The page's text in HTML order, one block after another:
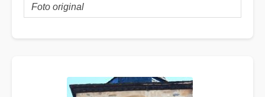
Foto original